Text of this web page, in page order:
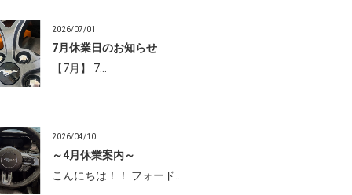
2026/07/01
7月休業日のお知らせ
【7月】 7…
2026/04/10
～4月休業案内～
こんにちは！！ フォード…